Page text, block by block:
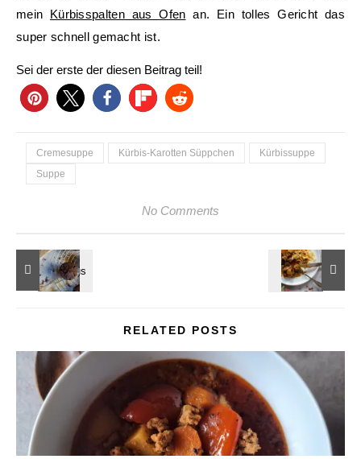
mein Kürbisspalten aus Ofen an. Ein tolles Gericht das
super schnell gemacht ist.
Sei der erste der diesen Beitrag teil!
Cremesuppe Kürbis-Karotten Süppchen
Kürbissuppe
Suppe
No Comments
RELATED POSTS